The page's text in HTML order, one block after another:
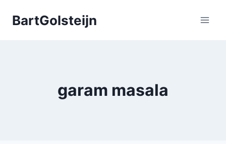
naarBartGolsteijn
garam masala